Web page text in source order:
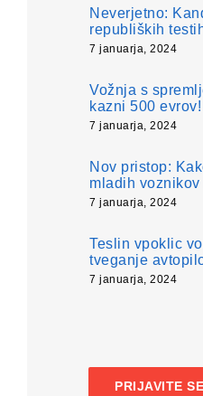
Neverjetno:
republiških
7 januarja, 2024
Vožnja s
kazni 500 evrov!
7 januarja, 2024
Nov pristop:
mladih
7 januarja, 2024
Teslin vpoklic
tveganje
7 januarja, 2024
PRIJAVITE